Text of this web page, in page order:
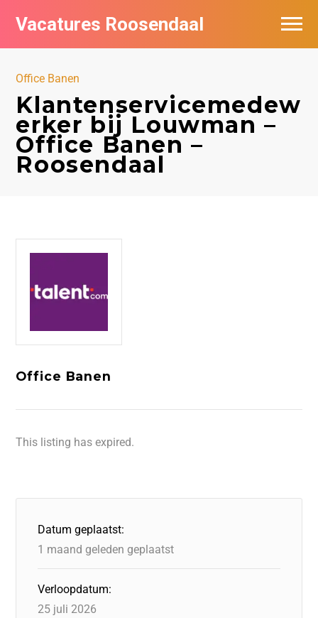
Vacatures Roosendaal
Office Banen
Klantenservicemedew
erker bij Louwman –
Office Banen –
Roosendaal
Office Banen
This listing has expired.
Datum geplaatst:
1 maand geleden geplaatst
Verloopdatum:
25 juli 2026
Vacatures bij bedrijven